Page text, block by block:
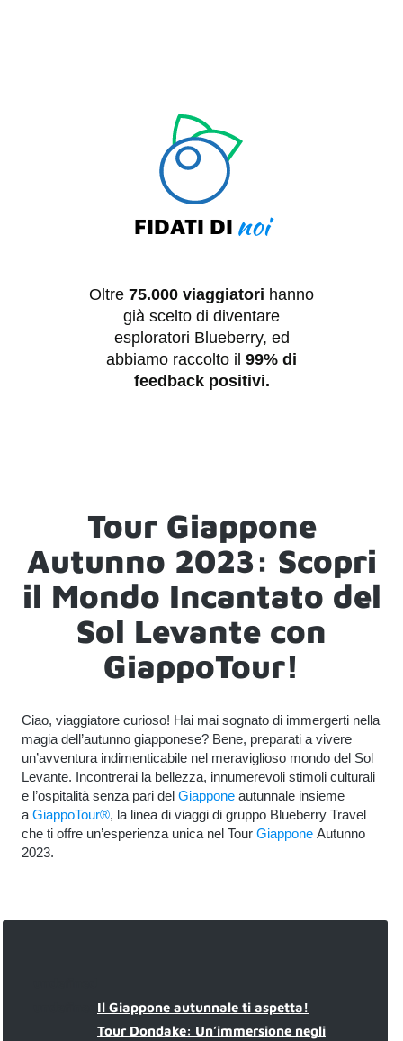
FIDATI DI noi
Oltre 75.000 viaggiatori hanno
già scelto di diventare
esploratori Blueberry, ed
abbiamo raccolto il 99% di
feedback positivi.
Tour Giappone
Autunno 2023: Scopri
il Mondo Incantato del
Sol Levante con
GiappoTour!
Ciao, viaggiatore curioso! Hai mai sognato di immergerti nella
magia dell’autunno giapponese? Bene, preparati a vivere
un’avventura indimenticabile nel meraviglioso mondo del Sol
Levante. Incontrerai la bellezza, innumerevoli stimoli culturali
e l’ospitalità senza pari del Giappone autunnale insieme
a GiappoTour®, la linea di viaggi di gruppo Blueberry Travel
che ti offre un’esperienza unica nel Tour Giappone Autunno
2023.
Il Giappone autunnale ti aspetta!
Tour Dondake: Un’immersione negli